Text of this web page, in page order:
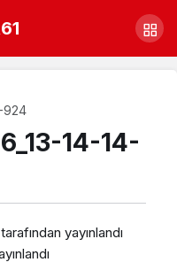
924
14-14-
tarafından yayınlandı
bulundu